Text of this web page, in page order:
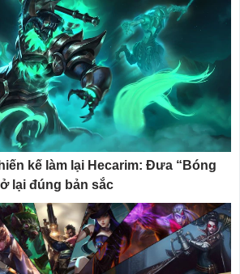
kế làm lại Hecarim: Đưa “Bóng
lại đúng bản sắc